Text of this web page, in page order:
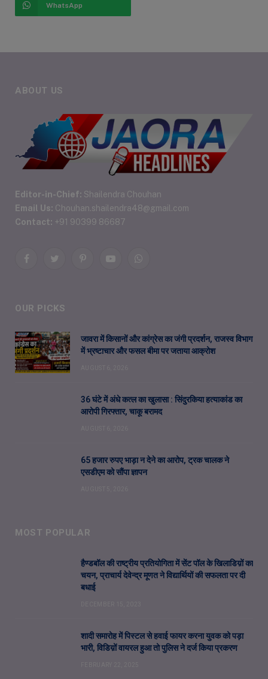
WhatsApp
ABOUT US
Editor-in-Chief: Shailendra Chouhan
Email Us: Chouhan.shailendra48@gmail.com
Contact: +91 90399 86687
FacebookTwitterPinterestYouTubeWhatsApp
OUR PICKS
जावरा में किसानों और कांग्रेस का जंगी प्रदर्शन, राजस्व विभाग
में भ्रष्टाचार और फसल बीमा पर जताया आक्रोश
36 घंटे में अंधे कत्ल का खुलासा : सिंदुरकिया हत्याकांड का
आरोपी गिरफ्तार, चाकू बरामद
65 हजार रुपए भाड़ा न देने का आरोप, ट्रक चालक ने
एसडीएम को सौंपा ज्ञापन
MOST POPULAR
हैण्डबॉल की राष्ट्रीय प्रतियोगिता में सेंट पॉल के खिलाडिय़ों का
चयन, प्राचार्य देवेन्द्र मूणत ने विद्यार्थियों की सफलता पर दी
बधाई
शादी समारोह में पिस्टल से हवाई फायर करना युवक को पड़ा
भारी, विडिय़ों वायरल हुआ तो पुलिस ने दर्ज किया प्रकरण